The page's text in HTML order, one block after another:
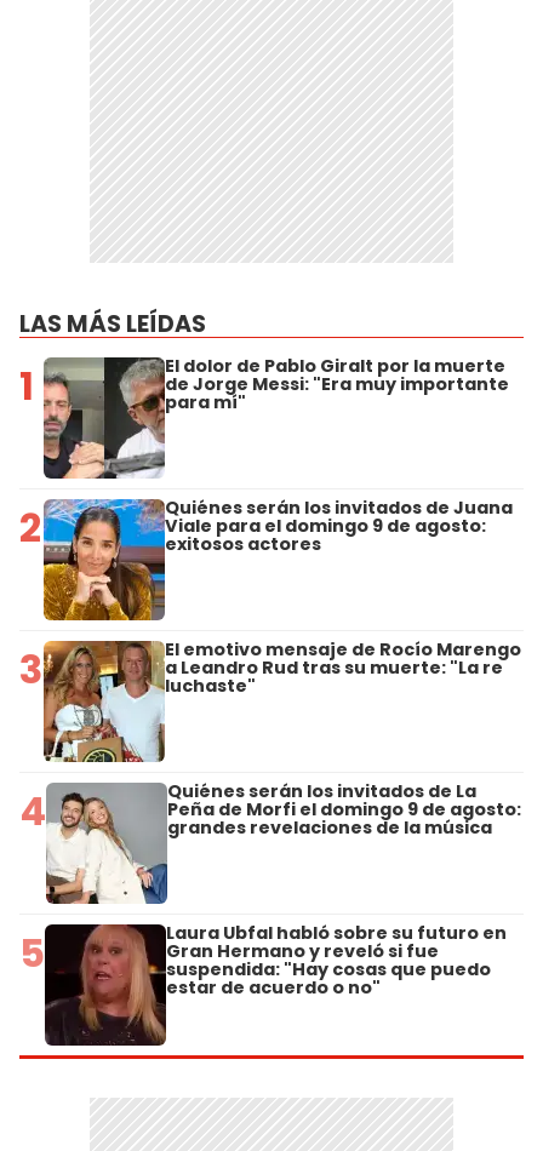
LAS MÁS LEÍDAS
1 El dolor de Pablo Giralt por la muerte
de Jorge Messi: "Era muy importante
para mí"
2 Quiénes serán los invitados de Juana
Viale para el domingo 9 de agosto:
exitosos actores
3 El emotivo mensaje de Rocío Marengo
a Leandro Rud tras su muerte: "La re
luchaste"
4 Quiénes serán los invitados de La
Peña de Morfi el domingo 9 de agosto:
grandes revelaciones de la música
5 Laura Ubfal habló sobre su futuro en
Gran Hermano y reveló si fue
suspendida: "Hay cosas que puedo
estar de acuerdo o no"